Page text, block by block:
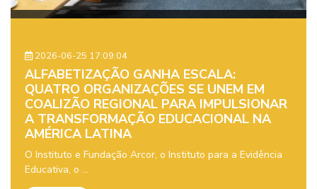
2026-06-25 17:09:04
ALFABETIZAÇÃO GANHA ESCALA:
QUATRO ORGANIZAÇÕES SE UNEM EM
COALIZÃO REGIONAL PARA IMPULSIONAR
A TRANSFORMAÇÃO EDUCACIONAL NA
AMÉRICA LATINA
O Instituto e Fundação Arcor, o Instituto para a Evidência
Educativa, o ...